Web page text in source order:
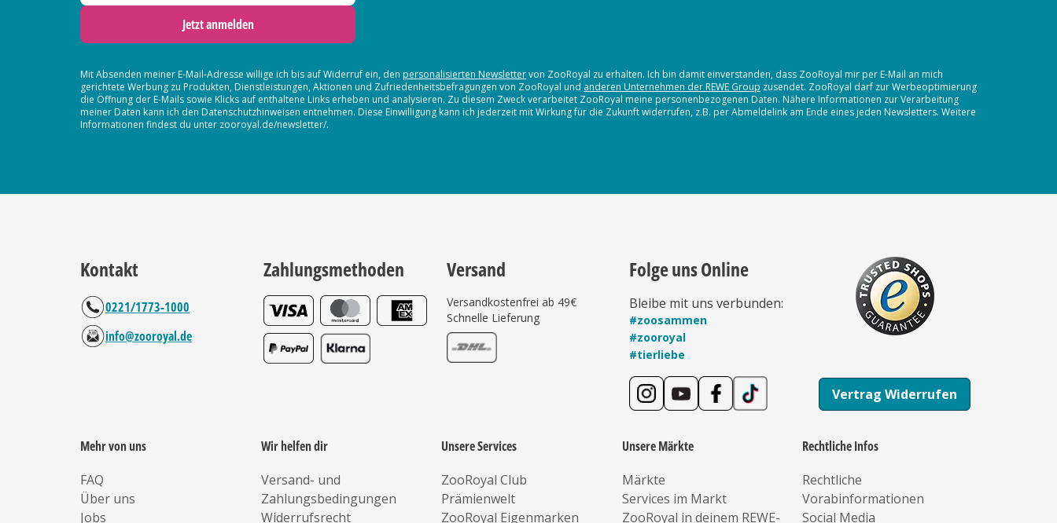
Jetzt anmelden
Mit Absenden meiner E-Mail-Adresse willige ich bis auf Widerruf ein, den personalisierten Newslettervon ZooRoyal zu erhalten. Ich bin damit einverstanden, dass ZooRoyal mir per E-Mail an mich
gerichtete Werbung zu Produkten, Dienstleistungen, Aktionen und Zufriedenheitsbefragungen von ZooRoyal und anderen Unternehmen der REWE Group zusendet. ZooRoyal darf zur Werbeoptimierung
die Öffnung der E-Mails sowie Klicks auf enthaltene Links erheben und analysieren. Zu diesem Zweck verarbeitet ZooRoyal meine personenbezogenen Daten. Nähere Informationen zur Verarbeitung
meiner Daten kann ich den Datenschutzhinweisen entnehmen. Diese Einwilligung kann ich jederzeit mit Wirkung für die Zukunft widerrufen, z.B. per Abmeldelink am Ende eines jeden Newsletters. Weitere
Informationen findest du unter zooroyal.de/newsletter/.
Kontakt
0221/1773-1000
info@zooroyal.de
Zahlungsmethoden Versand
Versandkostenfrei ab 49€
Schnelle Lieferung
Folge uns Online
Bleibe mit uns verbunden:
#zoosammen
#zooroyal
#tierliebe
Vertrag Widerrufen
Mehr von uns
FAQ
Über uns
Jobs
Wir helfen dir
Versand- und
Zahlungsbedingungen
Widerrufsrecht
Unsere Services
ZooRoyal Club
Prämienwelt
ZooRoyal Eigenmarken
Unsere Märkte
Märkte
Services im Markt
ZooRoyal in deinem REWE-
Rechtliche Infos
Rechtliche
Vorabinformationen
Social Media